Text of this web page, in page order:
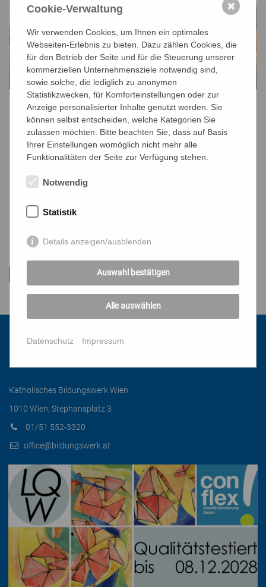
© BOOM/INTERFILM BERLIN
Trailer & Programmheft 2025
Eine kurze Beschreibung der 8 Kurzfilme finden Sie hier:
Trailer Kurzfilme 2025
PDF-Datei: jr/mz
Katholisches Bildungswerk Wien
1010 Wien, Stephansplatz 3
01/51 552-3320
office@bildungswerk.at
Cookie-Verwaltung
Wir verwenden Cookies, um Ihnen ein optimales
Webseiten-Erlebnis zu bieten. Dazu zählen Cookies, die
für den Betrieb der Seite und für die Steuerung unserer
kommerziellen Unternehmensziele notwendig sind,
sowie solche, die lediglich zu anonymen
Statistikzwecken, für Komforteinstellungen oder zur
Anzeige personalisierter Inhalte genutzt werden. Sie
können selbst entscheiden, welche Kategorien Sie
zulassen möchten. Bitte beachten Sie, dass auf Basis
Ihrer Einstellungen womöglich nicht mehr alle
Funktionalitäten der Seite zur Verfügung stehen.
Notwendig
Statistik
Details anzeigen/ausblenden
Auswahl bestätigen
Alle auswählen
Datenschutz Impressum
✖